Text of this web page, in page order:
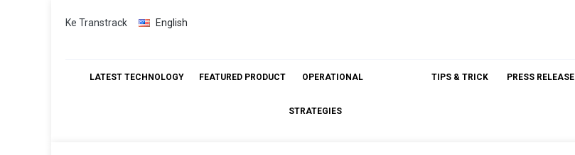
Skip
Ke Transtrack English
LATEST TECHNOLOGY FEATURED PRODUCT OPERATIONAL
STRATEGIES
TIPS & TRICK PRESS RELEASE